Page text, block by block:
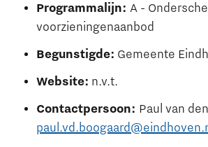
Programmalijn: A -
voorzieningenaanbod
Begunstigde: Gemeente
Website: n.v.t.
Contactpersoon: Paul van